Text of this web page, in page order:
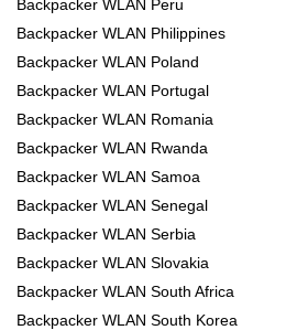
Backpacker WLAN Peru
Backpacker WLAN Philippines
Backpacker WLAN Poland
Backpacker WLAN Portugal
Backpacker WLAN Romania
Backpacker WLAN Rwanda
Backpacker WLAN Samoa
Backpacker WLAN Senegal
Backpacker WLAN Serbia
Backpacker WLAN Slovakia
Backpacker WLAN South Africa
Backpacker WLAN South Korea